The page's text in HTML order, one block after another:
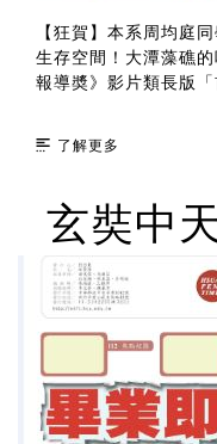
【狂賀】本系周均庭
生存空間！大潭藻礁
報導奬》影片類長版
了解更多
玄奘中